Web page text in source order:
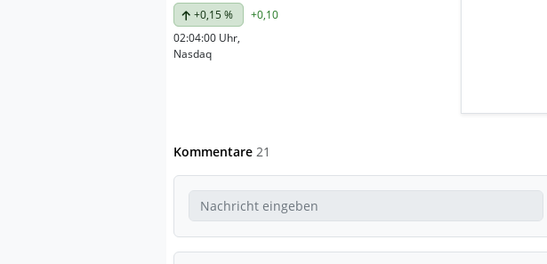
+0,15 %
+0,10
02:04:00 Uhr,
Nasdaq
Kommentare 21